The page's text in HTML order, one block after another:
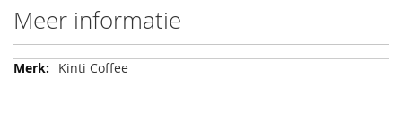
Meer informatie
Meer
Kinti Coffee